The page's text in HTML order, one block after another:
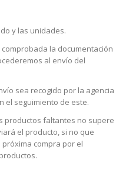
y las unidades.
la documentación
al envío del
sea recogido por la agencia
el seguimiento de este.
productos faltantes no supere
el producto, si no que
compra por el